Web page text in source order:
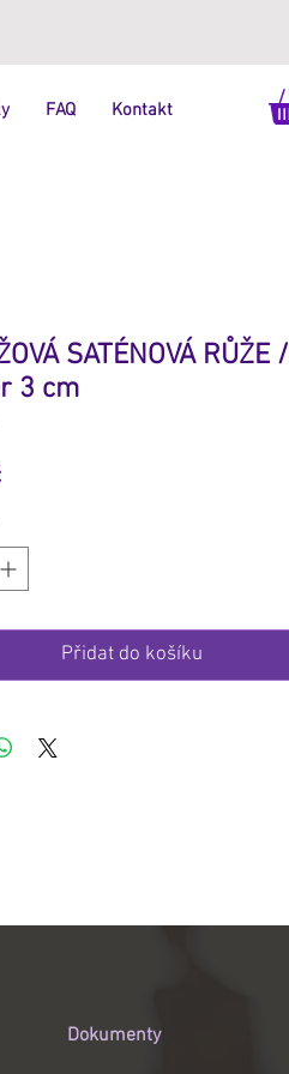
FAQ Kontakt
SATÉNOVÁ RŮŽE /
3 cm
Cena
Přidat do košíku
Dokumenty